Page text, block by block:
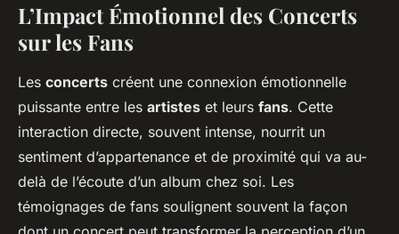
L’Impact Émotionnel des Concerts
sur les Fans
Les concerts créent une connexion émotionnelle
puissante entre les artistes et leurs fans. Cette
interaction directe, souvent intense, nourrit un
sentiment d’appartenance et de proximité qui va au-
delà de l’écoute d’un album chez soi. Les
témoignages de fans soulignent souvent la façon